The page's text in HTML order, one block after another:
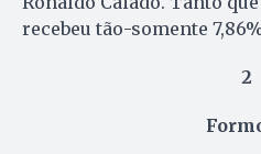
recebeu tão-somente
2